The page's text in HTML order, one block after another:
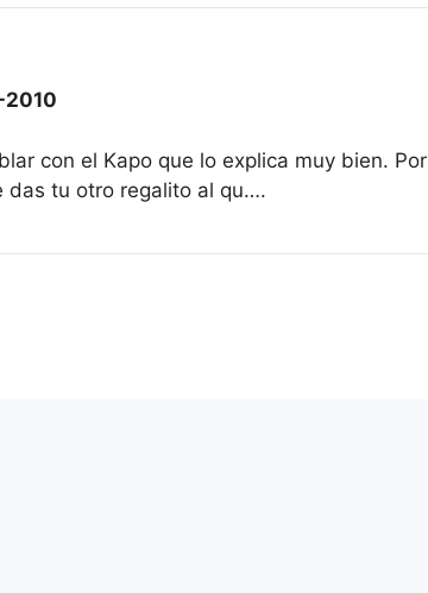
con el Kapo que lo explica muy bien. Por
das tu otro regalito al qu….